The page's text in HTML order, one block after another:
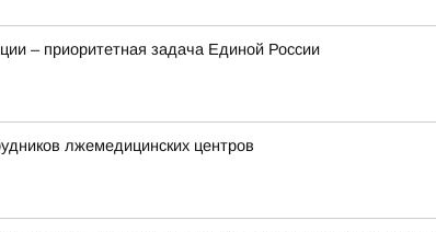
– приоритетная задача Единой России
лжемедицинских центров